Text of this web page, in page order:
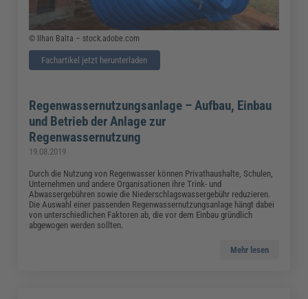
© Ilhan Balta – stock.adobe.com
Fachartikel jetzt herunterladen
Regenwassernutzungsanlage – Aufbau, Einbau
und Betrieb der Anlage zur
Regenwassernutzung
19.08.2019
Durch die Nutzung von Regenwasser können Privathaushalte, Schulen,
Unternehmen und andere Organisationen ihre Trink- und
Abwassergebühren sowie die Niederschlagswassergebühr reduzieren.
Die Auswahl einer passenden Regenwassernutzungsanlage hängt dabei
von unterschiedlichen Faktoren ab, die vor dem Einbau gründlich
abgewogen werden sollten.
Mehr lesen